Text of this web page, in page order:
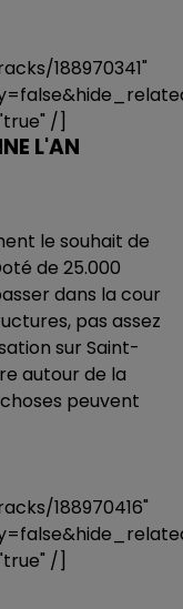
188970341"
/]
L'AN
le souhait de
de 25.000
dans la cour
pas assez
sur Saint-
autour de la
peuvent
188970416"
/]